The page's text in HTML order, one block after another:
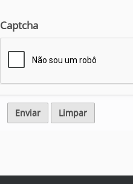
Captcha